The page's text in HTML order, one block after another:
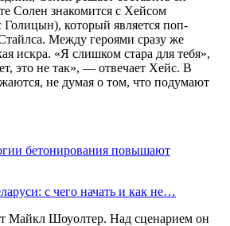
Солен знакомится с Хейсом
который является поп-
Между героями сразу же
искра. «Я слишком стара для тебя»,
это не так», — отвечает Хейс. В
не думая о том, что подумают
бетонирования повышают
с чего начать и как не…
Майкл Шоуолтер. Над сценарием он